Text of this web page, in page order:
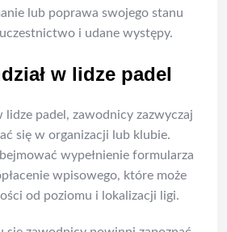
lub poprawa swojego stanu
i udane występy.
w lidze padel
lidze padel, zawodnicy zazwyczaj
się w organizacji lub klubie.
wypełnienie formularza
wpisowego, które może
od poziomu i lokalizacji ligi.